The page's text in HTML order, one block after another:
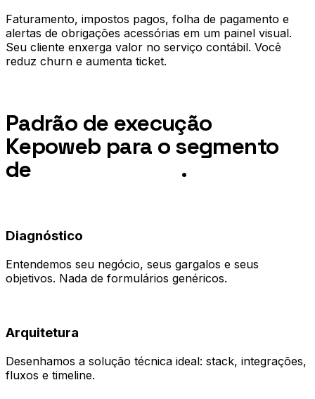
Faturamento, impostos pagos, folha de pagamento e
alertas de obrigações acessórias em um painel visual.
Seu cliente enxerga valor no serviço contábil. Você
reduz churn e aumenta ticket.
Padrão de execução
Kepoweb para o segmento
de
.
Diagnóstico
Entendemos seu negócio, seus gargalos e seus
objetivos. Nada de formulários genéricos.
Arquitetura
Desenhamos a solução técnica ideal: stack, integrações,
fluxos e timeline.